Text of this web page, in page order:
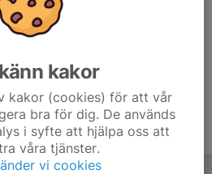
kakor
kakor (cookies) för att vår
bra för dig. De används
i syfte att hjälpa oss att
våra tjänster.
vi cookies